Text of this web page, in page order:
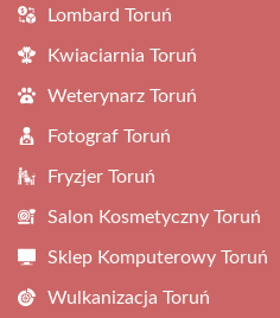
Lombard Toruń
Kwiaciarnia Toruń
Weterynarz Toruń
Fotograf Toruń
Fryzjer Toruń
Salon Kosmetyczny Toruń
Sklep Komputerowy Toruń
Wulkanizacja Toruń